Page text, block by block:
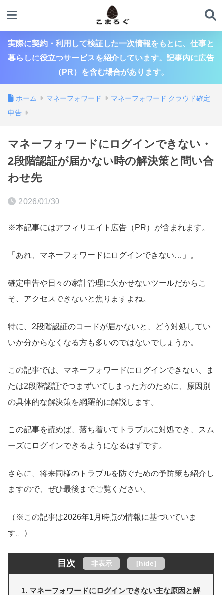
実際に契約・利用して検証した一次情報をもとに、仕事と
暮らしに役立つサービスを紹介しています。記事内に広告
（PR）を含む場合があります。
ホーム マネーフォワード
マネーフォワード クラウド確定
申告
マネーフォワードにログインできない・
2段階認証が届かない時の解決策と問い合
わせ先
2026/01/30
※本記事にはアフィリエイト広告（PR）が含まれます。
「あれ、マネーフォワードにログインできない…」。
確定申告や日々の家計管理に欠かせないツールだからこ
そ、アクセスできないと焦りますよね。
特に、2段階認証のコードが届かないと、どう対処してい
いか分からなくなる方も多いのではないでしょうか。
この記事では、マネーフォワードにログインできない、ま
たは2段階認証でつまずいてしまった方のために、原因別
の具体的な解決策を網羅的に解説します。
この記事を読めば、落ち着いてトラブルに対処でき、スム
ーズにログインできるようになるはずです。
さらに、将来同様のトラブルを防ぐための予防策も紹介し
ますので、ぜひ最後までご覧ください。
（※この記事は2026年1月時点の情報に基づいていま
す。）
目次 非表示 [hide]
マネーフォワードにログインできない主な原因と解